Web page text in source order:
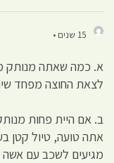
15 שנים •
א. כמה שאתה מנותק
לצאת החוצה מפחד
ב. אם היית פחות
אתה טועה, טיול קטן
מגיעים לשכב עם אשה